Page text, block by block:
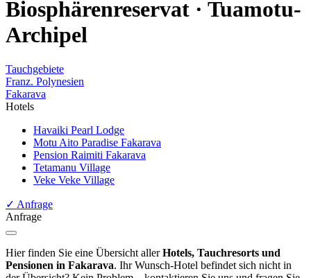
Biosphärenreservat · Tuamotu-
Archipel
Tauchgebiete
Franz. Polynesien
Fakarava
Hotels
Havaiki Pearl Lodge
Motu Aito Paradise Fakarava
Pension Raimiti Fakarava
Tetamanu Village
Veke Veke Village
✓ Anfrage
Anfrage
Hier finden Sie eine Übersicht allerHotels, Tauchresorts und
Pensionen in Fakarava. Ihr Wunsch-Hotel befindet sich nicht in